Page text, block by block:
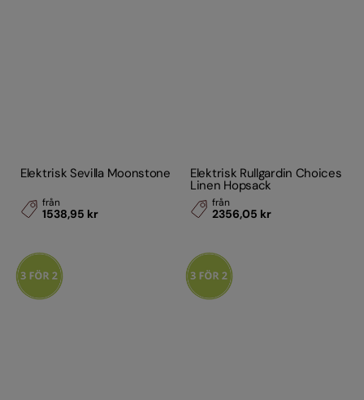
Elektrisk Sevilla Moonstone
från
1538,95 kr
Elektrisk Rullgardin Choices
Linen Hopsack
från
2356,05 kr